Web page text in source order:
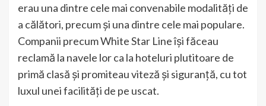
erau una dintre cele mai convenabile modalități de
a călători, precum și una dintre cele mai populare.
Companii precum White Star Line își făceau
reclamă la navele lor ca la hoteluri plutitoare de
primă clasă și promiteau viteză și siguranță, cu tot
luxul unei facilități de pe uscat.